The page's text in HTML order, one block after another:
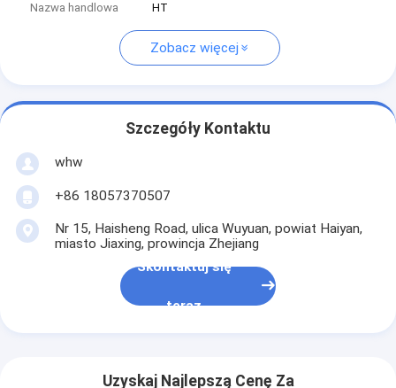
Nazwa handlowa HT
Zobacz więcej
Szczegóły Kontaktu
whw
+86 18057370507
Nr 15, Haisheng Road, ulica Wuyuan, powiat Haiyan,
miasto Jiaxing, prowincja Zhejiang
Skontaktuj się
teraz
Uzyskaj Najlepszą Cenę Za